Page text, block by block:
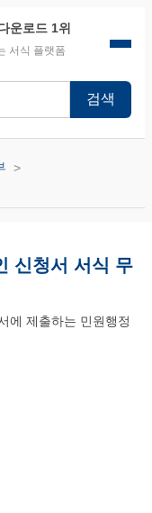
운로드 1위
서식 플랫폼
검색
신청서 서식 무
에 제출하는 민원행정